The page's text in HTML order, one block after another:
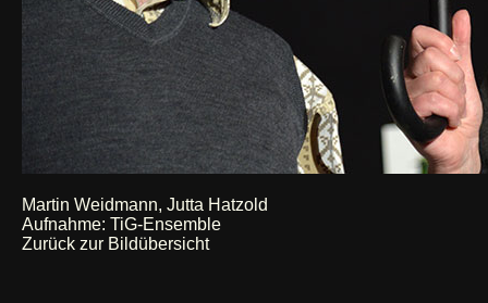
Martin Weidmann, Jutta Hatzold
Aufnahme: TiG-Ensemble
Zurück zur Bildübersicht